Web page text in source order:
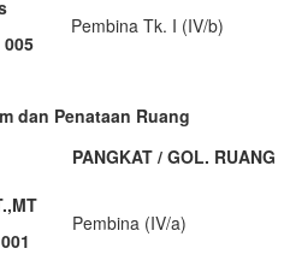
005
Pembina Tk. I (IV/b)
dan Penataan Ruang
PANGKAT / GOL. RUANG
Pembina (IV/a)